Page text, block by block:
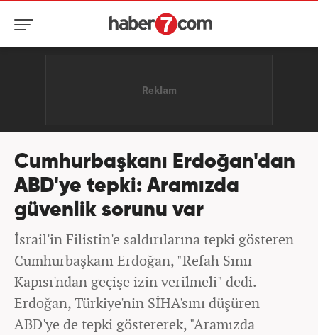
Cumhurbaşkanı Erdoğan'dan
ABD'ye tepki: Aramızda
güvenlik sorunu var
İsrail'in Filistin'e saldırılarına tepki gösteren
Cumhurbaşkanı Erdoğan, "Refah Sınır
Kapısı'ndan geçişe izin verilmeli" dedi.
Erdoğan, Türkiye'nin SİHA'sını düşüren
ABD'ye de tepki göstererek, "Aramızda